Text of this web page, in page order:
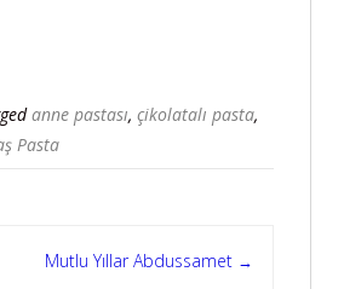
anne pastası, çikolatalı pasta,
Pasta
Mutlu Yıllar Abdussamet →